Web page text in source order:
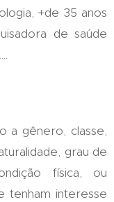
+de 35 anos
de saúde
a gênero, classe,
grau de
física, ou
tenham interesse